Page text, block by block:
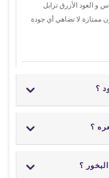
و العود الأزرق ترابل
ممتازة لا تضاهي أي جودة
؟
؟
؟